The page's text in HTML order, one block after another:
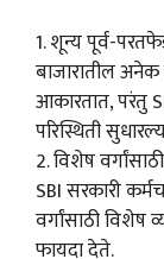
1. शून्य पूर्व-
बाजारातील
आकारतात, परंतु
परिस्थिती
2. विशेष
SBI सरकारी
वर्गांसाठी
फायदा देते.